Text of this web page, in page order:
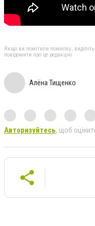
Якщо ви помітили помилку, виділіть
повідомити про це редакцію
Алёна Тищенко
Авторизуйтесь, щоб